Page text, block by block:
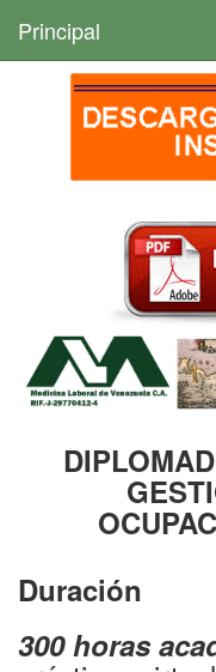
Principal
Duración
300 horas